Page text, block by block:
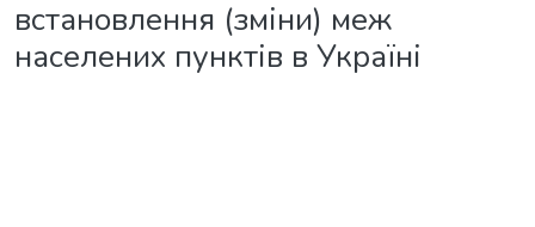
встановлення (зміни) меж
населених пунктів в Україні